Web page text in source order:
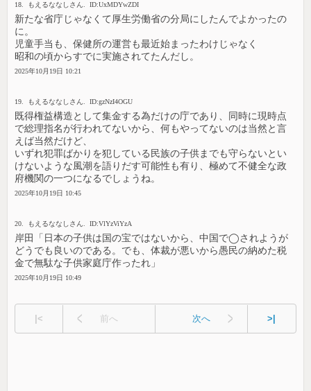
18. もえるななしさん. ID:UxMDYwZDI
新たな省庁じゃなくて厚生労働省の分局にしたんでよかったの
に。
児童手当も、保健所の運営も最近始まったわけじゃなく
昭和の頃からすでに実施されてたんだし。
2025年10月19日 10:21
19. もえるななしさん. ID:gzNzI4OGU
既得権益構造として集金する為だけの庁であり、同時に現時点
で総理指名が行われてないから、何もやってないのは当然と言
えば当然だけど、
いずれ犯罪ばかりを犯している民族の子供までも守らないとい
けないような風潮を語りだす可能性も有り、極めて不健全な政
府機関の一つになるでしょうね。
2025年10月19日 10:45
20. もえるななしさん. ID:VlYzViYzA
岸田「日本の子供は国の宝ではないから、中国で◯されようが
どうでも良いのである。でも、体裁が悪いから愚民の納めた税
金で無駄な子供家庭庁作ったれ」
2025年10月19日 10:49
|< 前へ 次へ >|